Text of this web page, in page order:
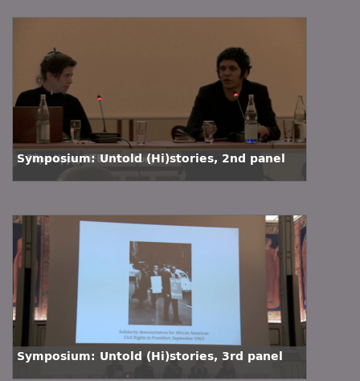
Symposium: Untold (Hi)stories, 2nd panel
Symposium: Untold (Hi)stories, 3rd panel